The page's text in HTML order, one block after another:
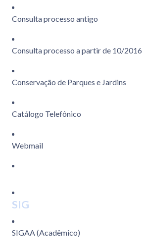
Consulta processo antigo
Consulta processo a partir de 10/2016
Conservação de Parques e Jardins
Catálogo Telefônico
Webmail
SIG
SIGAA (Acadêmico)